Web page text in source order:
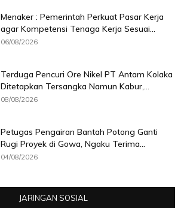
Menaker : Pemerintah Perkuat Pasar Kerja
agar Kompetensi Tenaga Kerja Sesuai...
06/08/2026
Terduga Pencuri Ore Nikel PT Antam Kolaka
Ditetapkan Tersangka Namun Kabur,...
08/08/2026
Petugas Pengairan Bantah Potong Ganti
Rugi Proyek di Gowa, Ngaku Terima...
04/08/2026
JARINGAN SOSIAL